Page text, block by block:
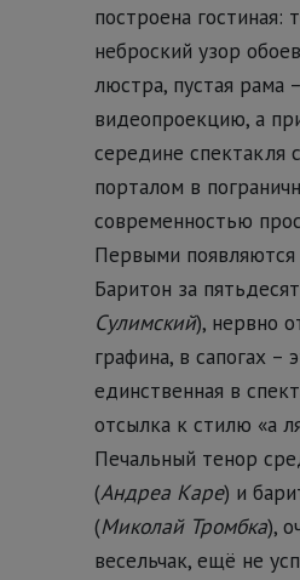
построена гостиная:
неброский узор
люстра, пустая рама
видеопроекцию, а
середине спектакля
порталом в
современностью
Первыми
Баритон за
Сулимский), нервно
графина, в сапогах –
единственная в
отсылка к стилю «а
Печальный тенор
(Андреа Каре) и
(Миколай Тромбка),
весельчак, ещё не